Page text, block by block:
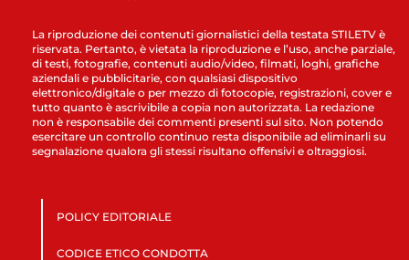
La riproduzione dei contenuti giornalistici della testata STILETV è
riservata. Pertanto, è vietata la riproduzione e l’uso, anche parziale,
di testi, fotografie, contenuti audio/video, filmati, loghi, grafiche
aziendali e pubblicitarie, con qualsiasi dispositivo
elettronico/digitale o per mezzo di fotocopie, registrazioni, cover e
tutto quanto è ascrivibile a copia non autorizzata. La redazione
non è responsabile dei commenti presenti sul sito. Non potendo
esercitare un controllo continuo resta disponibile ad eliminarli su
segnalazione qualora gli stessi risultano offensivi e oltraggiosi.
POLICY EDITORIALE
CODICE ETICO CONDOTTA